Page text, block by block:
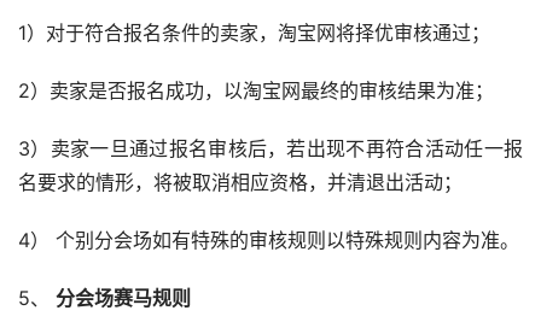
1）对于符合报名条件的卖家，淘宝网将择优审核通过；
2）卖家是否报名成功，以淘宝网最终的审核结果为准；
3）卖家一旦通过报名审核后，若出现不再符合活动任一报
名要求的情形，将被取消相应资格，并清退出活动；
4） 个别分会场如有特殊的审核规则以特殊规则内容为准。
5、 分会场赛马规则